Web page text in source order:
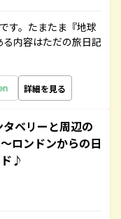
す。たまたま『地球
内容はただの旅日記
詳細を見る
ベリーと周辺の
ロンドンからの日
♪